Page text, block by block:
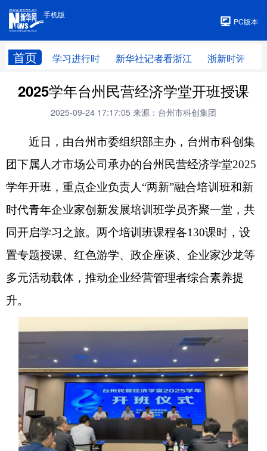
手机版
PC版本
首页 学习进行时 新华社记者看浙江 浙新时评
手机版
2025学年台州民营经济学堂开班授课
2025-09-24 17:17:05 来源：台州市科创集团
近日 ， 由台州市委组织部主办 ， 台州市科创集
团下属人才市场公司承办的台州民营经济学堂2025
学年开班 ， 重点企业负责人 “两新”融合培训班和新
时代青年企业家创新发展培训班学员齐聚一堂 ， 共
同开启学习之旅。两个培训班课程各130课时 ， 设
置专题授课、红色游学、政企座谈、企业家沙龙等
多元活动载体 ， 推动企业经营管理者综合素养提
升。